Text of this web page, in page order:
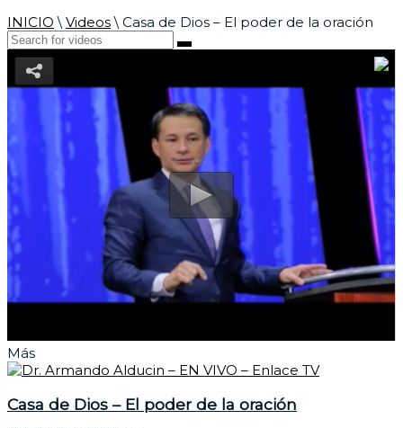
INICIO \ Videos\ Casa de Dios – El poder de la oración
Más
Casa de Dios – El poder de la oración